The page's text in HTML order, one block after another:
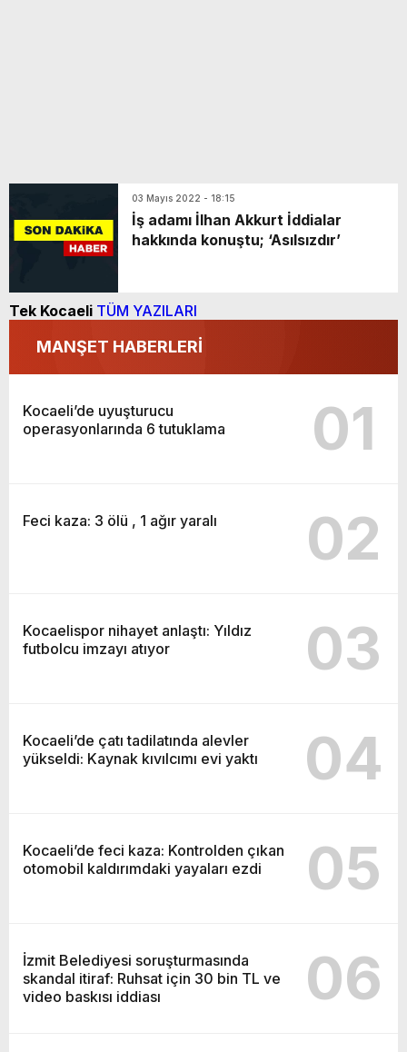
03 Mayıs 2022 - 18:15
İş adamı İlhan Akkurt İddialar
hakkında konuştu; ‘Asılsızdır’
Tek Kocaeli TÜM YAZILARI
MANŞET HABERLERİ
Kocaeli’de uyuşturucu
operasyonlarında 6 tutuklama
01
Feci kaza: 3 ölü , 1 ağır yaralı 02
Kocaelispor nihayet anlaştı: Yıldız
futbolcu imzayı atıyor
03
Kocaeli’de çatı tadilatında alevler
yükseldi: Kaynak kıvılcımı evi yaktı
04
Kocaeli’de feci kaza: Kontrolden çıkan
otomobil kaldırımdaki yayaları ezdi
05
İzmit Belediyesi soruşturmasında
skandal itiraf: Ruhsat için 30 bin TL ve
video baskısı iddiası
06